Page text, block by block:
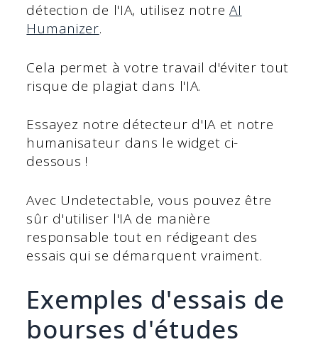
détection de l'IA, utilisez notreAI
Humanizer.
Cela permet à votre travail d'éviter tout
risque de plagiat dans l'IA.
Essayez notre détecteur d'IA et notre
humanisateur dans le widget ci-
dessous !
Avec Undetectable, vous pouvez être
sûr d'utiliser l'IA de manière
responsable tout en rédigeant des
essais qui se démarquent vraiment.
Exemples d'essais de
bourses d'études